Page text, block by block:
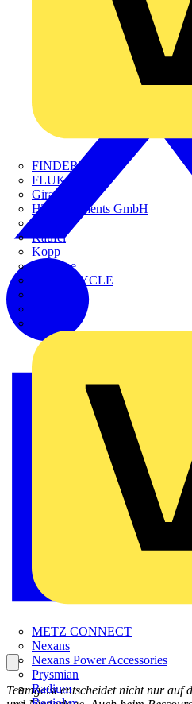
FINDER
FLUKE
Gira
HT Instruments GmbH
Kaufel
Kopp
Lichtline
LIGHTCYCLE
METZ CONNECT
Nexans
Nexans Power Accessories
Prysmian
Radium
Teamgeist entscheidet nicht nur